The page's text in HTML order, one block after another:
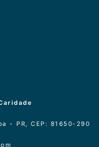
- PR, CEP: 81650-290